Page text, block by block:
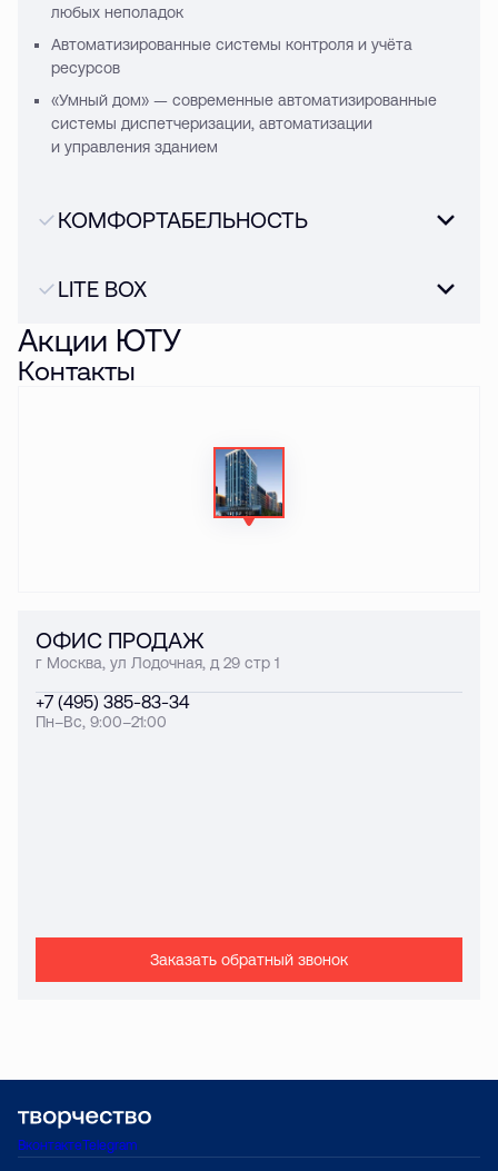
любых неполадок
Автоматизированные системы контроля и учёта
ресурсов
«Умный дом» — современные автоматизированные
системы диспетчеризации, автоматизации
и управления зданием
КОМФОРТАБЕЛЬНОСТЬ
LITE BOX
Акции ЮТУ
Контакты
ОФИС ПРОДАЖ
г Москва, ул Лодочная, д 29 стр 1
+7 (495) 385-83-34
Пн–Вс, 9:00–21:00
Заказать обратный звонок
ВконтактеTelegram